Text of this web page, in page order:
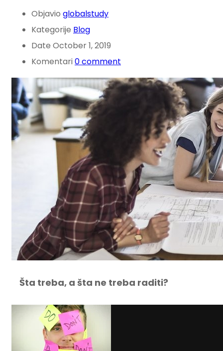
Objavio globalstudy
Kategorije Blog
Date October 1, 2019
Komentari0 comment
Šta treba, a šta ne treba raditi?